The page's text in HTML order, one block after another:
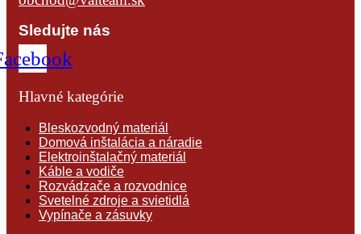
Sledujte nás
Hlavné kategórie
Bleskozvodný materiál
Domová inštalácia a náradie
Elektroinštalačný materiál
Káble a vodiče
Rozvádzače a rozvodnice
Svetelné zdroje a svietidlá
Vypínače a zásuvky